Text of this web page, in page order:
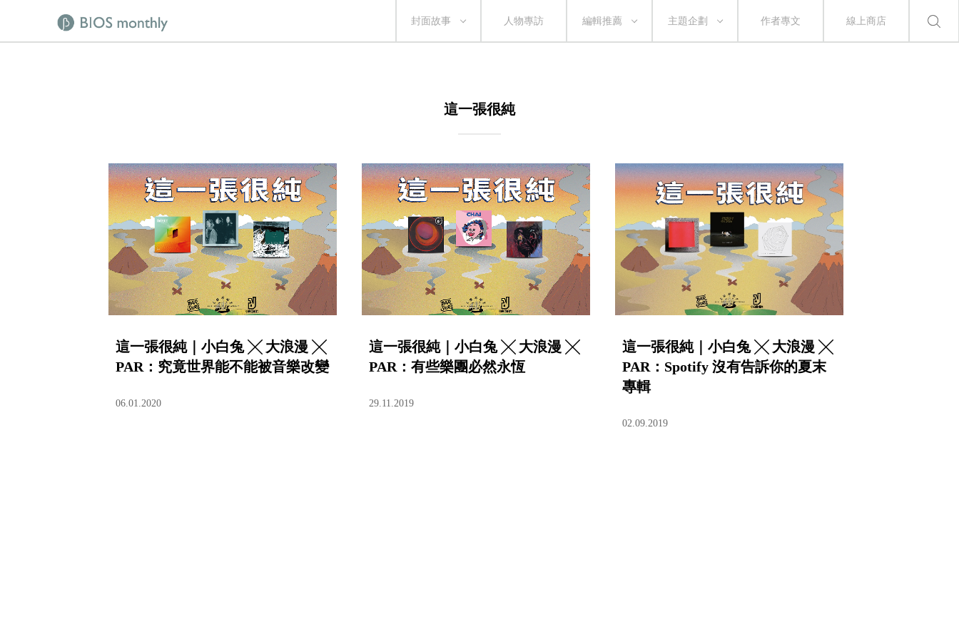
封面故事 人物專訪 編輯推薦 主題企劃 作者專文 線上商店
這一張很純
這一張很純｜小白兔 ╳ 大浪漫 ╳
PAR：究竟世界能不能被音樂改變
06.01.2020
這一張很純｜小白兔 ╳ 大浪漫 ╳
PAR：有些樂團必然永恆
29.11.2019
這一張很純｜小白兔 ╳ 大浪漫 ╳
PAR：Spotify 沒有告訴你的夏末
專輯
02.09.2019